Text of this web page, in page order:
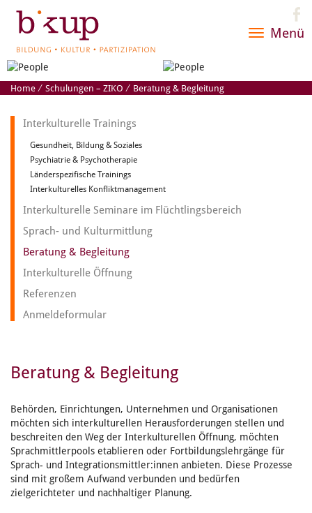
Menü
Toggle
Home⁄ Schulungen – ZIKO ⁄ Beratung & Begleitung
Interkulturelle Trainings
Gesundheit, Bildung & Soziales
Psychiatrie & Psychotherapie
Länderspezifische Trainings
Interkulturelles Konfliktmanagement
Interkulturelle Seminare im Flüchtlingsbereich
Sprach- und Kulturmittlung
Beratung & Begleitung
Interkulturelle Öffnung
Referenzen
Anmeldeformular
Beratung & Begleitung
Behörden, Einrichtungen, Unternehmen und Organisationen
möchten sich interkulturellen Herausforderungen stellen und
beschreiten den Weg der Interkulturellen Öffnung, möchten
Sprachmittlerpools etablieren oder Fortbildungslehrgänge für
Sprach- und Integrationsmittler:innen anbieten. Diese Prozesse
sind mit großem Aufwand verbunden und bedürfen
zielgerichteter und nachhaltiger Planung.